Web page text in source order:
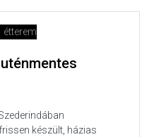
készült, házias